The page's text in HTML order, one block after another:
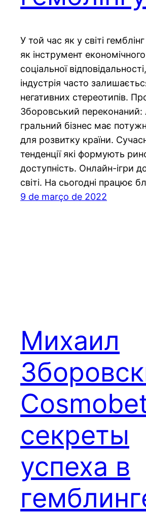
У той час як у світі
як інструмент
соціальної
індустрія часто
негативних стереотипів.
Зборовський переконаний:
гральний бізнес має
для розвитку країни.
тенденції які формують
доступність. Онлайн-ігри
світі. На сьогодні працює
9 de março de 2022
Михаил
секреты
успеха в